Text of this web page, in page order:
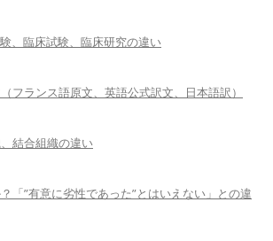
験、臨床試験、臨床研究の違い
ランス語原文、英語公式訳文、日本語訳）
結合組織の違い
「”有意に劣性であった”とはいえない」との違